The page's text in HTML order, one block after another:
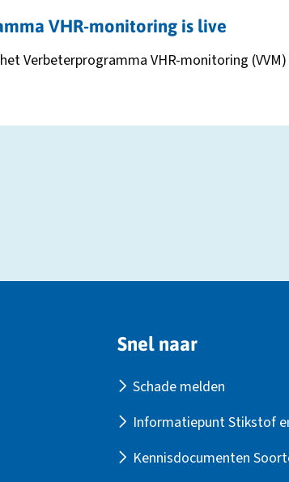
VHR-monitoring is live
Verbeterprogramma VHR-monitoring
Snel naar
Schade melden
Informatiepunt Stikstof
Kennisdocumenten